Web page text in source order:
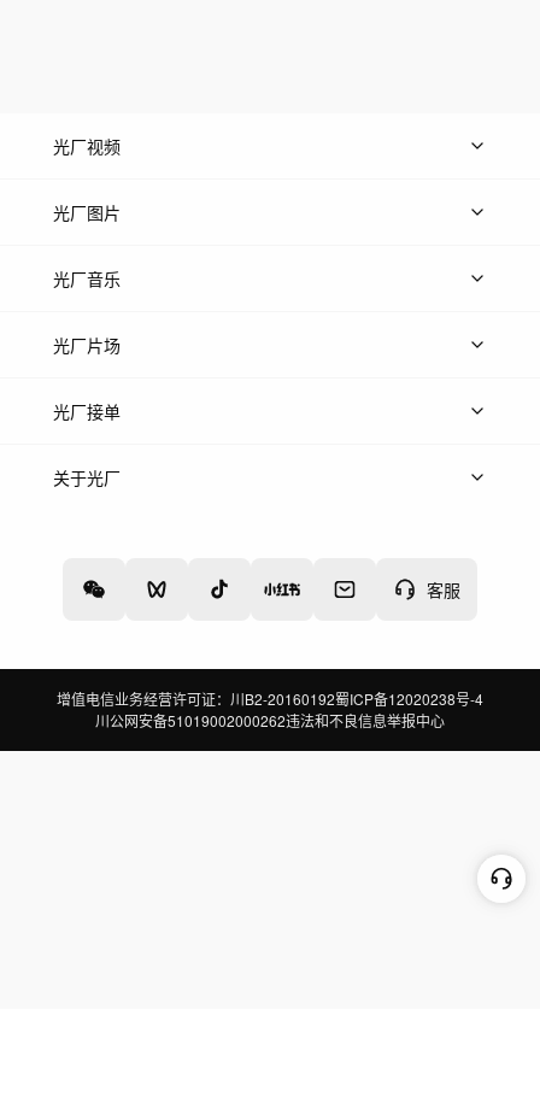
客服
光厂视频
上传视频
光厂图片
上传图片
光厂音乐
热门音乐
光厂片场
上传案例
光厂接单
上架服务
关于光厂
增值电信业务经营许可证：川B2-20160192蜀ICP备12020238号-4
川公网安备51019002000262违法和不良信息举报中心